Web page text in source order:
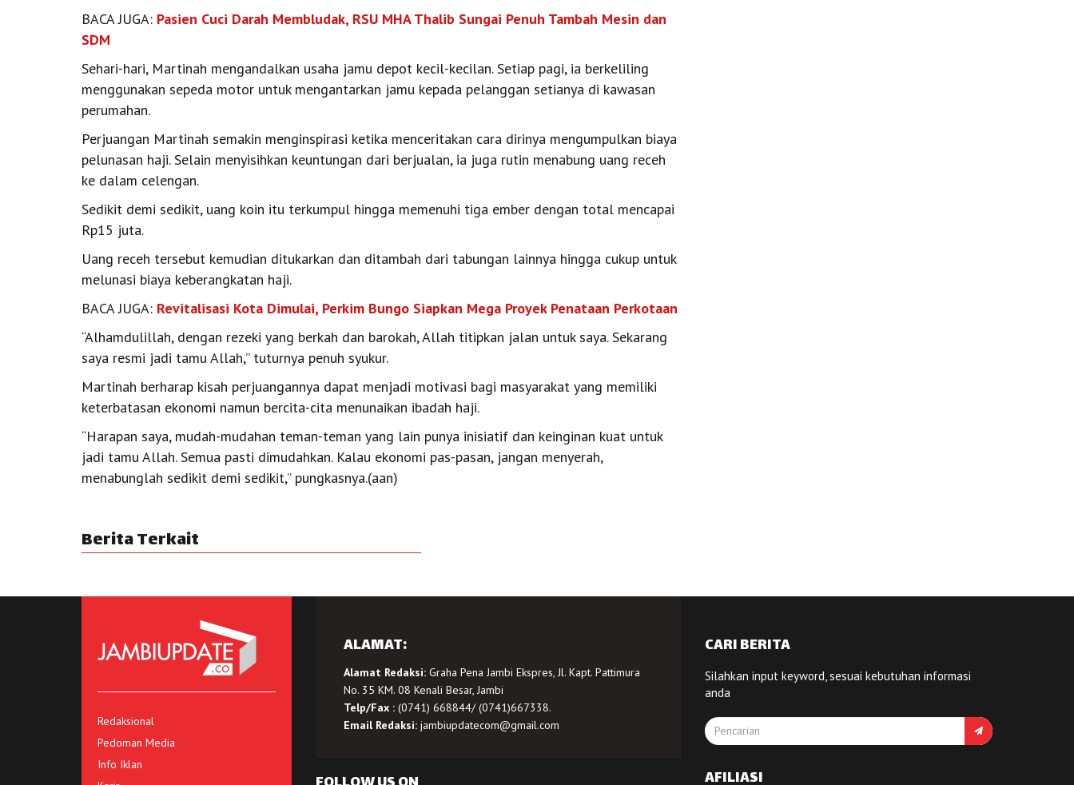
BACA JUGA: Pasien Cuci Darah Membludak, RSU MHA Thalib Sungai Penuh Tambah Mesin dan
SDM
Sehari-hari, Martinah mengandalkan usaha jamu depot kecil-kecilan. Setiap pagi, ia berkeliling
menggunakan sepeda motor untuk mengantarkan jamu kepada pelanggan setianya di kawasan
perumahan.
Perjuangan Martinah semakin menginspirasi ketika menceritakan cara dirinya mengumpulkan biaya
pelunasan haji. Selain menyisihkan keuntungan dari berjualan, ia juga rutin menabung uang receh
ke dalam celengan.
Sedikit demi sedikit, uang koin itu terkumpul hingga memenuhi tiga ember dengan total mencapai
Rp15 juta.
Uang receh tersebut kemudian ditukarkan dan ditambah dari tabungan lainnya hingga cukup untuk
melunasi biaya keberangkatan haji.
BACA JUGA: Revitalisasi Kota Dimulai, Perkim Bungo Siapkan Mega Proyek Penataan Perkotaan
“Alhamdulillah, dengan rezeki yang berkah dan barokah, Allah titipkan jalan untuk saya. Sekarang
saya resmi jadi tamu Allah,” tuturnya penuh syukur.
Martinah berharap kisah perjuangannya dapat menjadi motivasi bagi masyarakat yang memiliki
keterbatasan ekonomi namun bercita-cita menunaikan ibadah haji.
“Harapan saya, mudah-mudahan teman-teman yang lain punya inisiatif dan keinginan kuat untuk
jadi tamu Allah. Semua pasti dimudahkan. Kalau ekonomi pas-pasan, jangan menyerah,
menabunglah sedikit demi sedikit,” pungkasnya.(aan)
Berita Terkait
Redaksional
Pedoman Media
Info Iklan
ALAMAT:
Alamat Redaksi:Graha Pena Jambi Ekspres, Jl. Kapt. Pattimura
No. 35 KM. 08 Kenali Besar, Jambi
Telp/Fax :(0741) 668844/ (0741)667338.
Email Redaksi: jambiupdatecom@gmail.com
CARI BERITA
Silahkan input keyword, sesuai kebutuhan informasi
anda
AFILIASI